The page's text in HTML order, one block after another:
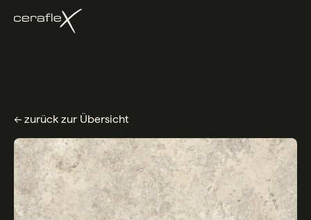
← zurück zur Übersicht